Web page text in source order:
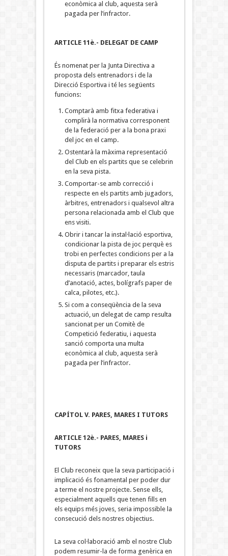
econòmica al club, aquesta serà
pagada per l’infractor.
ARTICLE 11è.- DELEGAT DE CAMP
És nomenat per la Junta Directiva a
proposta dels entrenadors i de la
Direcció Esportiva i té les següents
funcions:
Comptarà amb fitxa federativa i
complirà la normativa corresponent
de la federació per a la bona praxi
del joc en el camp.
Ostentarà la màxima representació
del Club en els partits que se celebrin
en la seva pista.
Comportar-se amb correcció i
respecte en els partits amb jugadors,
àrbitres, entrenadors i qualsevol altra
persona relacionada amb el Club que
ens visiti.
Obrir i tancar la instal·lació esportiva,
condicionar la pista de joc perquè es
trobi en perfectes condicions per a la
disputa de partits i preparar els estris
necessaris (marcador, taula
d’anotació, actes, bolígrafs paper de
calca, pilotes, etc.).
Si com a conseqüència de la seva
actuació, un delegat de camp resulta
sancionat per un Comitè de
Competició federatiu, i aquesta
sanció comporta una multa
econòmica al club, aquesta serà
pagada per l’infractor.
CAPÍTOL V. PARES, MARES I TUTORS
ARTICLE 12è.- PARES, MARES i
TUTORS
El Club reconeix que la seva participació i
implicació és fonamental per poder dur
a terme el nostre projecte. Sense ells,
especialment aquells que tenen fills en
els equips més joves, seria impossible la
consecució dels nostres objectius.
La seva col·laboració amb el nostre Club
podem resumir-la de forma genèrica en